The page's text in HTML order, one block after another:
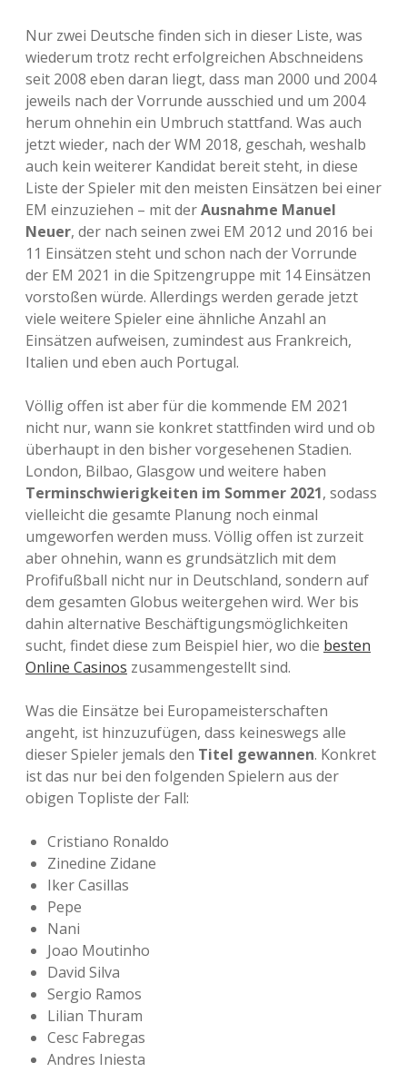
Nur zwei Deutsche finden sich in dieser Liste, was
wiederum trotz recht erfolgreichen Abschneidens
seit 2008 eben daran liegt, dass man 2000 und 2004
jeweils nach der Vorrunde ausschied und um 2004
herum ohnehin ein Umbruch stattfand. Was auch
jetzt wieder, nach der WM 2018, geschah, weshalb
auch kein weiterer Kandidat bereit steht, in diese
Liste der Spieler mit den meisten Einsätzen bei einer
EM einzuziehen – mit derAusnahme Manuel
Neuer, der nach seinen zwei EM 2012 und 2016 bei
11 Einsätzen steht und schon nach der Vorrunde
der EM 2021 in die Spitzengruppe mit 14 Einsätzen
vorstoßen würde. Allerdings werden gerade jetzt
viele weitere Spieler eine ähnliche Anzahl an
Einsätzen aufweisen, zumindest aus Frankreich,
Italien und eben auch Portugal.
Völlig offen ist aber für die kommende EM 2021
nicht nur, wann sie konkret stattfinden wird und ob
überhaupt in den bisher vorgesehenen Stadien.
London, Bilbao, Glasgow und weitere haben
Terminschwierigkeiten im Sommer 2021, sodass
vielleicht die gesamte Planung noch einmal
umgeworfen werden muss. Völlig offen ist zurzeit
aber ohnehin, wann es grundsätzlich mit dem
Profifußball nicht nur in Deutschland, sondern auf
dem gesamten Globus weitergehen wird. Wer bis
dahin alternative Beschäftigungsmöglichkeiten
sucht, findet diese zum Beispiel hier, wo die besten
Online Casinos zusammengestellt sind.
Was die Einsätze bei Europameisterschaften
angeht, ist hinzuzufügen, dass keineswegs alle
dieser Spieler jemals den Titel gewannen. Konkret
ist das nur bei den folgenden Spielern aus der
obigen Topliste der Fall:
Cristiano Ronaldo
Zinedine Zidane
Iker Casillas
Pepe
Nani
Joao Moutinho
David Silva
Sergio Ramos
Lilian Thuram
Cesc Fabregas
Andres Iniesta